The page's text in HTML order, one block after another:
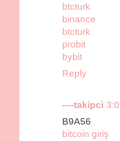
btcturk
binance
btcturk
probit
bybit
Reply
----takipci
B9A56
bitcoin giriş